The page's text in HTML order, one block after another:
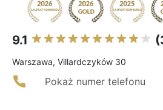
9.1
Warszawa, Villardczyków 30
Pokaż numer telefonu